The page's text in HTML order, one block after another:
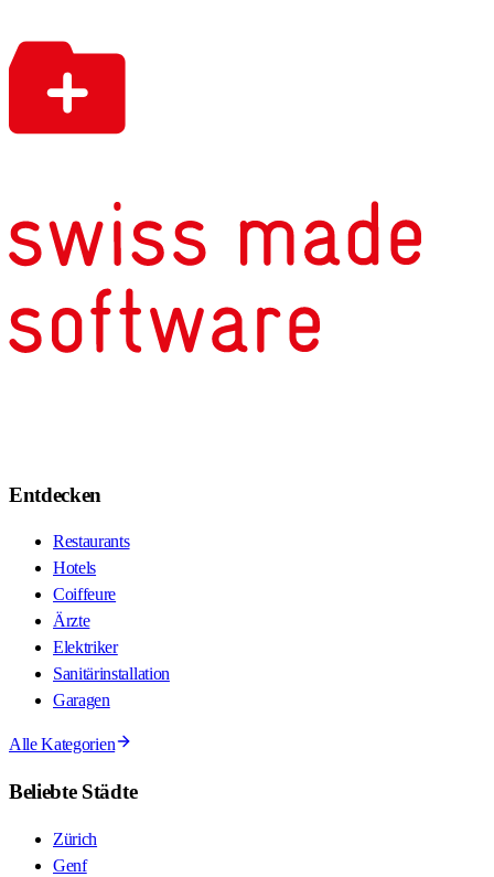
Entdecken
Restaurants
Hotels
Coiffeure
Ärzte
Elektriker
Sanitärinstallation
Garagen
Alle Kategorien
Beliebte Städte
Zürich
Genf